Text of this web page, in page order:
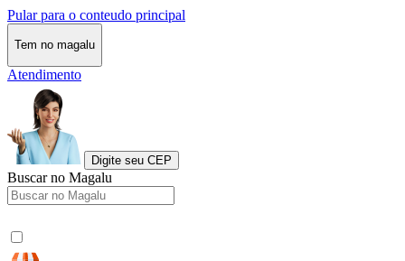
Pular para o conteudo principal
Tem no magalu
Atendimento
Digite seu CEP
Buscar no Magalu